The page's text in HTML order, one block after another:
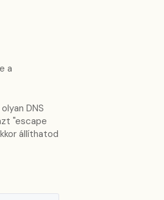
a
DNS
"escape
állíthatod